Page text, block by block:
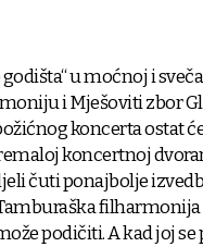
u moćnoj i
i Mješoviti zbor
koncerta ostat
koncertnoj
čuti ponajbolje
podičiti. A kad joj